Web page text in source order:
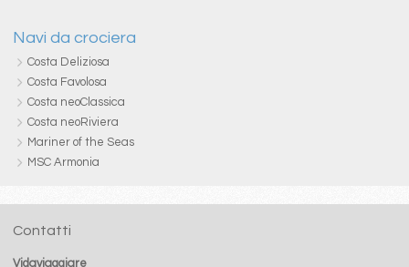
Navi da crociera
Costa Deliziosa
Costa Favolosa
Costa neoClassica
Costa neoRiviera
Mariner of the Seas
MSC Armonia
Contatti
Vidaviaggiare